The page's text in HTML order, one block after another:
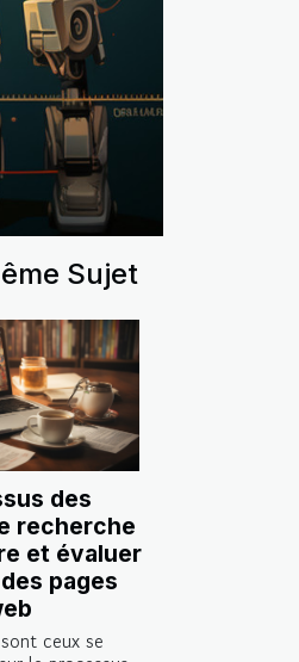
Sujet
des
recherche
et évaluer
pages
ceux se